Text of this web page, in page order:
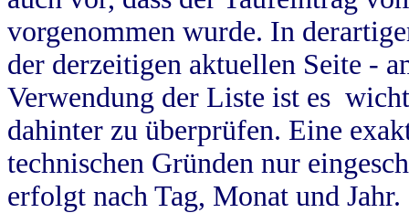
vorgenommen wurde. In
der derzeitigen aktuellen Seite -
Verwendung der Liste ist es
dahinter zu überprüfen. Eine
technischen Gründen nur
erfolgt nach Tag, Monat und Jahr.